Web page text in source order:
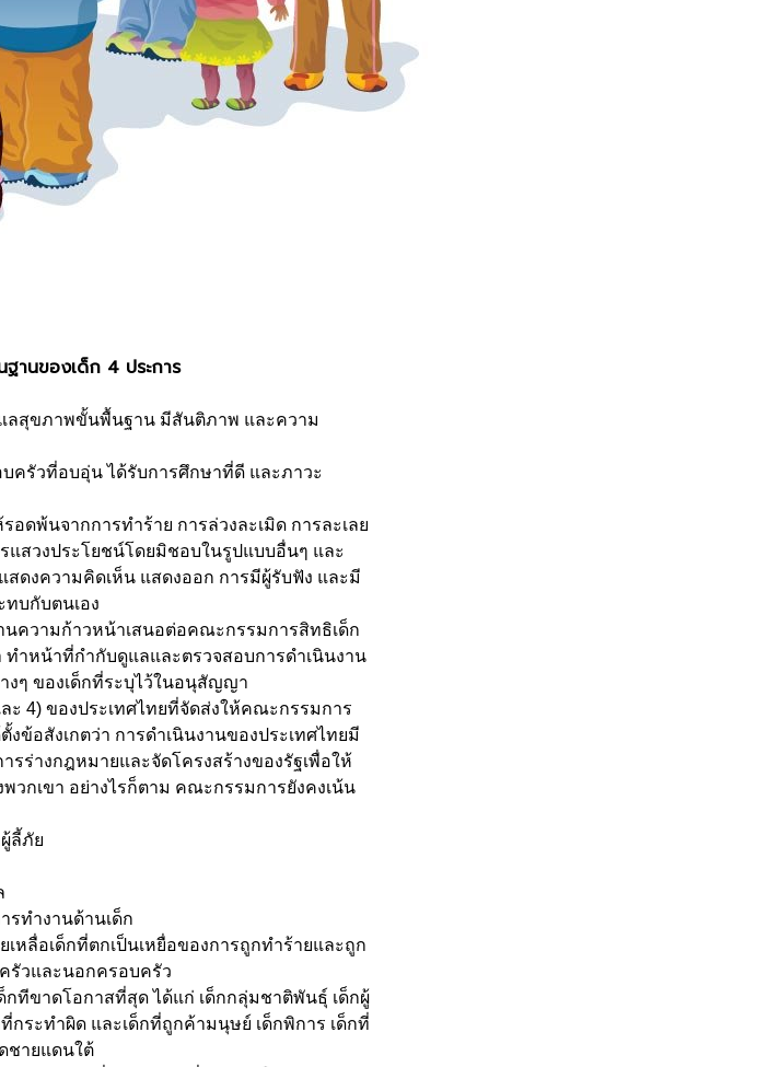
านของเด็ก 4 ประการ
ขภาพขั้นพื้นฐาน มีสันติภาพ และความ
วที่อบอุ่น ได้รับการศึกษาที่ดี และภาวะ
นจากการทำร้าย การล่วงละเมิด การละเลย
แสวงประโยชน์โดยมิชอบในรูปแบบอื่นๆ และ
ความคิดเห็น แสดงออก การมีผู้รับฟัง และมี
ทบกับตนเอง
นความก้าวหน้าเสนอต่อคณะกรรมการสิทธิเด็ก
ำหน้าที่กำกับดูแลและตรวจสอบการดำเนินงาน
งๆ ของเด็กที่ระบุไว้ในอนุสัญญา
ของประเทศไทยที่จัดส่งให้คณะกรรมการ
ข้อสังเกตว่า การดำเนินงานของประเทศไทยมี
ร่างกฎหมายและจัดโครงสร้างของรัฐเพื่อให้
กเขา อย่างไรก็ตาม คณะกรรมการยังคงเน้น
ลี้ภัย
ทำงานด้านเด็ก
เด็กที่ตกเป็นเหยื่อของการถูกทำร้ายและถูก
รัวและนอกครอบครัว
าดโอกาสที่สุด ได้แก่ เด็กกลุ่มชาติพันธุ์ เด็กผู้
กระทำผิด และเด็กที่ถูกค้ามนุษย์ เด็กพิการ เด็กที่
ชายแดนใต้